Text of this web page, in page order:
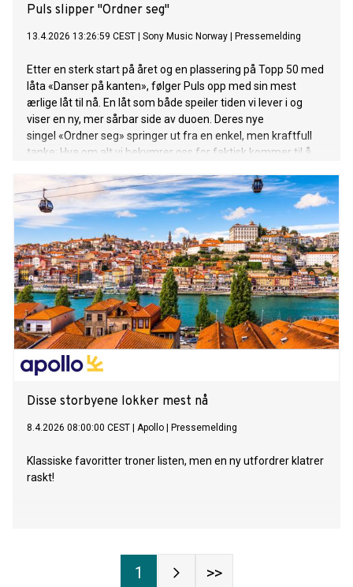
Puls slipper "Ordner seg"
13.4.2026 13:26:59 CEST Sony Music Norway Pressemelding
Etter en sterk start på året og en plassering på Topp 50 med
låta «Danser på kanten», følger Puls opp med sin mest
ærlige låt til nå. En låt som både speiler tiden vi lever i og
viser en ny, mer sårbar side av duoen. Deres nye
singel «Ordner seg» springer ut fra en enkel, men kraftfull
tanke: Hva om alt vi bekymrer oss for faktisk kommer til å
Disse storbyene lokker mest nå
8.4.2026 08:00:00 CEST Apollo Pressemelding
Klassiske favoritter troner listen, men en ny utfordrer klatrer
raskt!
1 >>